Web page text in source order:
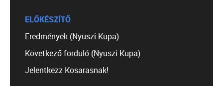
ELŐKÉSZÍTŐ
Eredmények (Nyuszi Kupa)
Következő forduló (Nyuszi Kupa)
Jelentkezz Kosarasnak!